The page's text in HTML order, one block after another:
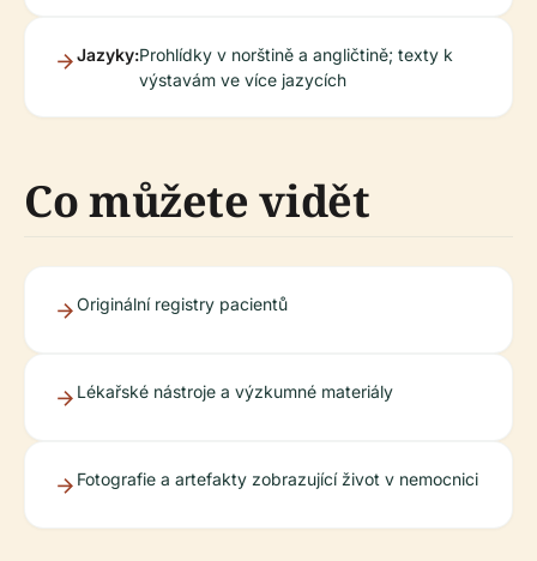
Jazyky:Prohlídky v norštině a angličtině; texty k
výstavám ve více jazycích
Co můžete vidět
Originální registry pacientů
Lékařské nástroje a výzkumné materiály
Fotografie a artefakty zobrazující život v nemocnici